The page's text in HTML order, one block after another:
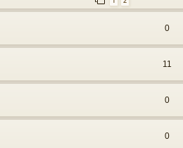
0
11
0
0